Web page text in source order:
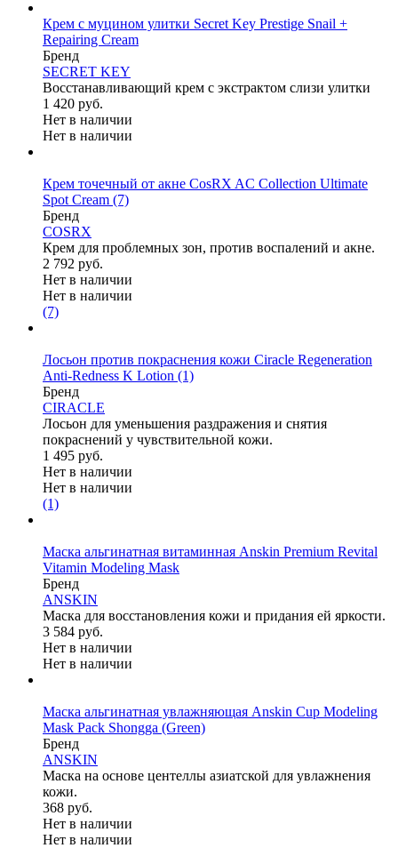
Крем с муцином улитки Secret Key Prestige Snail +
Repairing Cream
Бренд
SEСRET KEY
Восстанавливающий крем с экстрактом слизи улитки
1 420 руб.
Нет в наличии
Нет в наличии
Крем точечный от акне CosRX AC Collection Ultimate
Spot Cream (7)
Бренд
COSRX
Крем для проблемных зон, против воспалений и акне.
2 792 руб.
Нет в наличии
Нет в наличии
(7)
Лосьон против покраснения кожи Ciracle Regeneration
Anti-Redness K Lotion (1)
Бренд
CIRACLE
Лосьон для уменьшения раздражения и снятия
покраснений у чувствительной кожи.
1 495 руб.
Нет в наличии
Нет в наличии
(1)
Маска альгинатная витаминная Anskin Premium Revital
Vitamin Modeling Mask
Бренд
ANSKIN
Маска для восстановления кожи и придания ей яркости.
3 584 руб.
Нет в наличии
Нет в наличии
Маска альгинатная увлажняющая Anskin Cup Modeling
Mask Pack Shongga (Green)
Бренд
ANSKIN
Маска на основе центеллы азиатской для увлажнения
кожи.
368 руб.
Нет в наличии
Нет в наличии